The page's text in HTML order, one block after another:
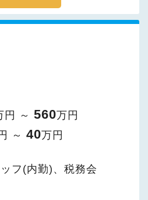
円 ～ 560万円
～ 40万円
フ(内勤)、税務会